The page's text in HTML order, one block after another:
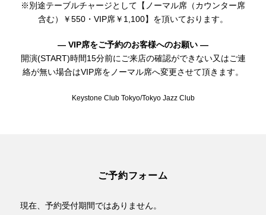
※別途テーブルチャージとして【ノーマル席（カウンター席
含む）￥550・VIP席￥1,100】を頂いております。
— VIP席をご予約のお客様へのお願い —
開演(START)時間15分前にご来店の確認ができない又はご連
絡が無い場合はVIP席をノーマル席へ変更させて頂きます。
Keystone Club Tokyo/Tokyo Jazz Club
ご予約フォーム
現在、予約受付期間ではありません。